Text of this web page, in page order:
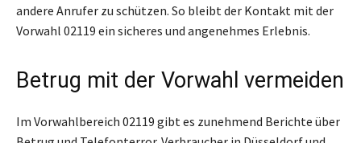
andere Anrufer zu schützen. So bleibt der Kontakt mit der
Vorwahl 02119 ein sicheres und angenehmes Erlebnis.
Betrug mit der Vorwahl vermeiden
Im Vorwahlbereich 02119 gibt es zunehmend Berichte über